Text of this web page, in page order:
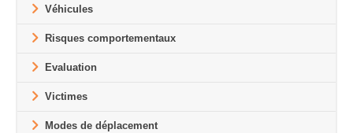
Véhicules
Risques comportementaux
Evaluation
Victimes
Modes de déplacement